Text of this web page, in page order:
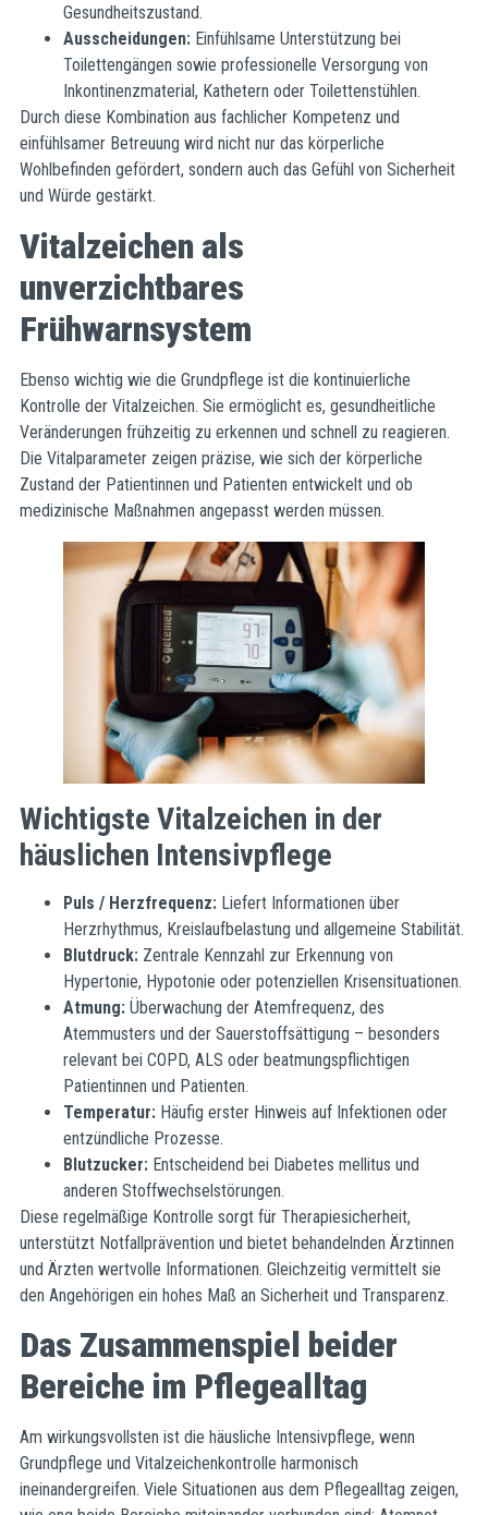
Gesundheitszustand.
Ausscheidungen:Einfühlsame Unterstützung bei
Toilettengängen sowie professionelle Versorgung von
Inkontinenzmaterial, Kathetern oder Toilettenstühlen.
Durch diese Kombination aus fachlicher Kompetenz und
einfühlsamer Betreuung wird nicht nur das körperliche
Wohlbefinden gefördert, sondern auch das Gefühl von Sicherheit
und Würde gestärkt.
Vitalzeichen als
unverzichtbares
Frühwarnsystem
Ebenso wichtig wie die Grundpflege ist die kontinuierliche
Kontrolle der Vitalzeichen. Sie ermöglicht es, gesundheitliche
Veränderungen frühzeitig zu erkennen und schnell zu reagieren.
Die Vitalparameter zeigen präzise, wie sich der körperliche
Zustand der Patientinnen und Patienten entwickelt und ob
medizinische Maßnahmen angepasst werden müssen.
Wichtigste Vitalzeichen in der
häuslichen Intensivpflege
Puls / Herzfrequenz:Liefert Informationen über
Herzrhythmus, Kreislaufbelastung und allgemeine Stabilität.
Blutdruck:Zentrale Kennzahl zur Erkennung von
Hypertonie, Hypotonie oder potenziellen Krisensituationen.
Atmung:Überwachung der Atemfrequenz, des
Atemmusters und der Sauerstoffsättigung – besonders
relevant bei COPD, ALS oder beatmungspflichtigen
Patientinnen und Patienten.
Temperatur:Häufig erster Hinweis auf Infektionen oder
entzündliche Prozesse.
Blutzucker:Entscheidend bei Diabetes mellitus und
anderen Stoffwechselstörungen.
Diese regelmäßige Kontrolle sorgt für Therapiesicherheit,
unterstützt Notfallprävention und bietet behandelnden Ärztinnen
und Ärzten wertvolle Informationen. Gleichzeitig vermittelt sie
den Angehörigen ein hohes Maß an Sicherheit und Transparenz.
Das Zusammenspiel beider
Bereiche im Pflegealltag
Am wirkungsvollsten ist die häusliche Intensivpflege, wenn
Grundpflege und Vitalzeichenkontrolle harmonisch
ineinandergreifen. Viele Situationen aus dem Pflegealltag zeigen,